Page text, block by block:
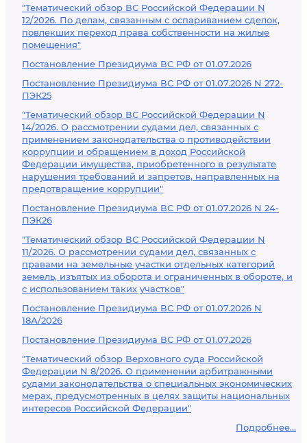
"Тематический обзор ВС Российской Федерации N
12/2026. По делам, связанным с оспариванием сделок,
повлекших переход права собственности на жилые
помещения"
Постановление Президиума ВС РФ от 01.07.2026
Постановление Президиума ВС РФ от 01.07.2026 N 272-
ПЭК25
"Тематический обзор ВС Российской Федерации N
14/2026. О рассмотрении судами дел, связанных с
применением законодательства о противодействии
коррупции и обращением в доход Российской
Федерации имущества, приобретенного в результате
нарушения требований и запретов, направленных на
предотвращение коррупции"
Постановление Президиума ВС РФ от 01.07.2026 N 24-
ПЭК26
"Тематический обзор ВС Российской Федерации N
11/2026. О рассмотрении судами дел, связанных с
правами на земельные участки отдельных категорий
земель, изъятых из оборота и ограниченных в обороте, и
с использованием таких участков"
Постановление Президиума ВС РФ от 01.07.2026 N
18А/2026
Постановление Президиума ВС РФ от 01.07.2026
"Тематический обзор Верховного суда Российской
Федерации N 8/2026. О применении арбитражными
судами законодательства о специальных экономических
мерах, предусмотренных в целях защиты национальных
интересов Российской Федерации"
Подробнее...